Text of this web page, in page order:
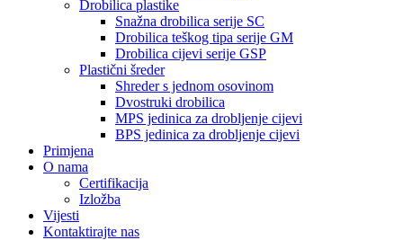
Drobilica plastike
Snažna drobilica serije SC
Drobilica teškog tipa serije GM
Drobilica cijevi serije GSP
Plastični šreder
Shreder s jednom osovinom
Dvostruki drobilica
MPS jedinica za drobljenje cijevi
BPS jedinica za drobljenje cijevi
Primjena
O nama
Certifikacija
Izložba
Vijesti
Kontaktirajte nas